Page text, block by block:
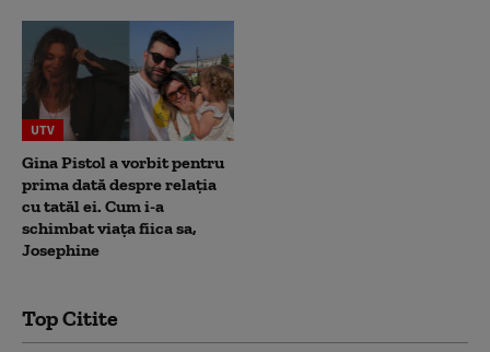
UTV
Gina Pistol a vorbit pentru
prima dată despre relația
cu tatăl ei. Cum i-a
schimbat viața fiica sa,
Josephine
Top Citite